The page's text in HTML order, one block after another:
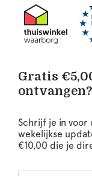
Gratis
ontvangen?
Schrijf je in voor
wekelijkse
€10,00 die je